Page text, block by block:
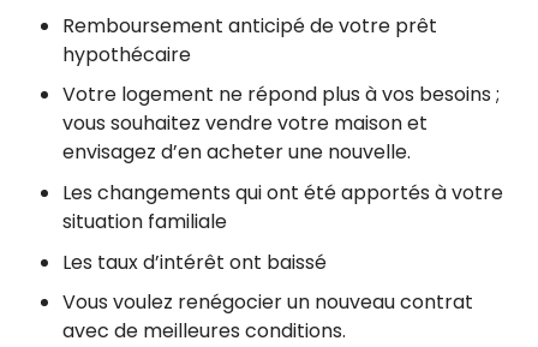
Remboursement anticipé de votre prêt
hypothécaire
Votre logement ne répond plus à vos besoins ;
vous souhaitez vendre votre maison et
envisagez d’en acheter une nouvelle.
Les changements qui ont été apportés à votre
situation familiale
Les taux d’intérêt ont baissé
Vous voulez renégocier un nouveau contrat
avec de meilleures conditions.